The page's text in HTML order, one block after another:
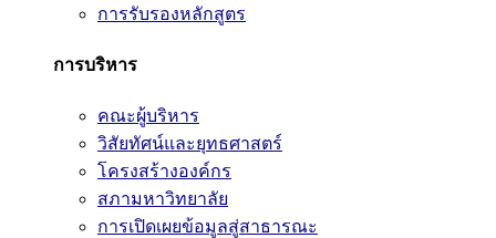
การรับรองหลักสูตร
การบริหาร
คณะผู้บริหาร
วิสัยทัศน์และยุทธศาสตร์
โครงสร้างองค์กร
สภามหาวิทยาลัย
การเปิดเผยข้อมูลสู่สาธารณะ